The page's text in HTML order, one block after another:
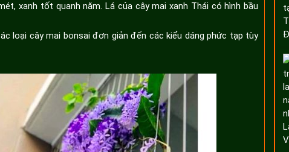
xanh tốt quanh năm. Lá của cây mai xanh Thái có hình bầu
loại cây mai bonsai đơn giản đến các kiểu dáng phức tạp tùy